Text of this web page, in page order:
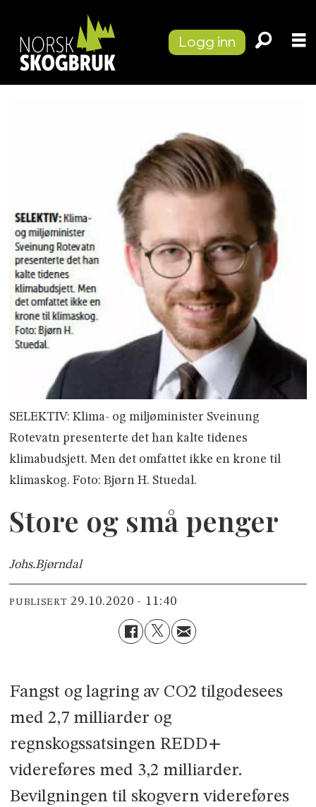
Logg inn
SELEKTIV: Klima- og miljøminister Sveinung
Rotevatn presenterte det han kalte tidenes
klimabudsjett. Men det omfattet ikke en krone til
klimaskog. Foto: Bjørn H. Stuedal.
Store og små penger
Johs.Bjørndal
PUBLISERT 29.10.2020 - 11:40
Fangst og lagring av CO2 tilgodesees
med 2,7 milliarder og
regnskogssatsingen REDD+
videreføres med 3,2 milliarder.
Bevilgningen til skogvern videreføres